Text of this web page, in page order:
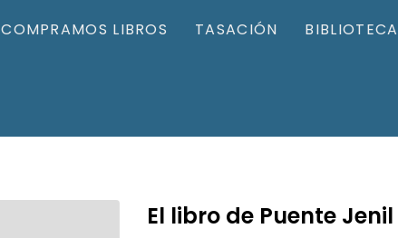
COMPRAMOS LIBROS TASACIÓN
El libro de Puente Jenil